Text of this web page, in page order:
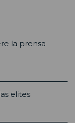
la prensa
elites